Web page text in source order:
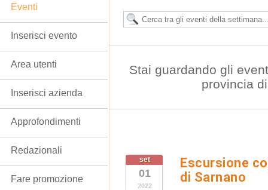
Stai guardando gli
provincia
set
01
2022
Escursione
di Sarnano
Eventi
Inserisci evento
Area utenti
Inserisci azienda
Approfondimenti
Redazionali
Fare promozione